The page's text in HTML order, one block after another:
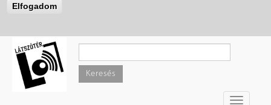
Elfogadom
tartalomra
Keresés
Toggle